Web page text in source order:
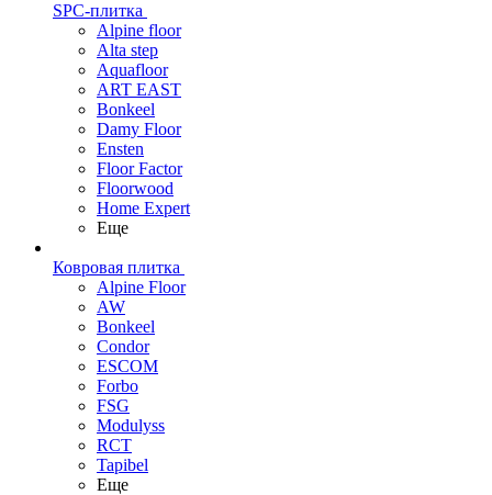
SPC-плитка
Alpine floor
Alta step
Aquafloor
ART EAST
Bonkeel
Damy Floor
Ensten
Floor Factor
Floorwood
Home Expert
Еще
Ковровая плитка
Alpine Floor
AW
Bonkeel
Condor
ESCOM
Forbo
FSG
Modulyss
RCT
Tapibel
Еще